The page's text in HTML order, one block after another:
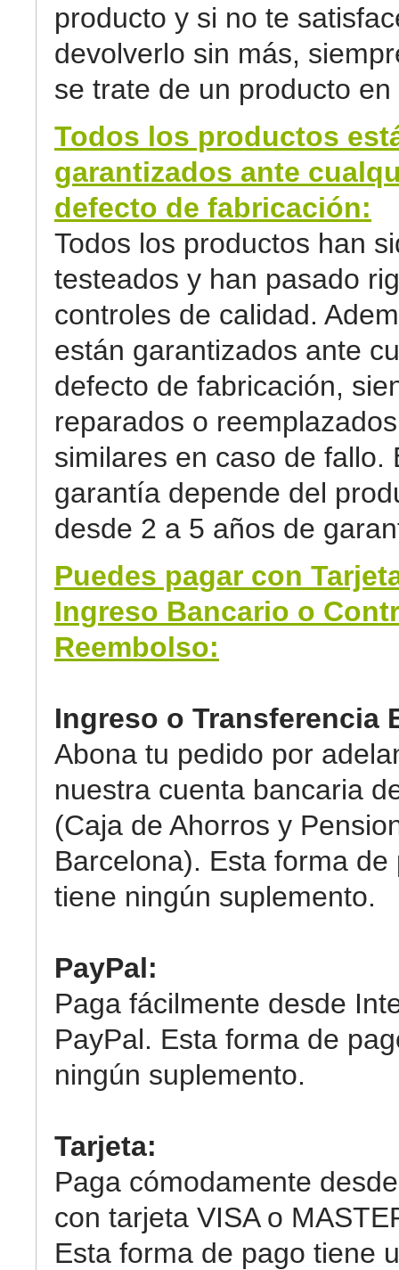
producto y si no te
devolverlo sin más,
se trate de un producto en
Todos los productos
garantizados ante
defecto de fabricación:
Todos los productos han
testeados y han pasado
controles de calidad.
están garantizados ante
defecto de fabricación,
reparados o
similares en caso de fallo.
garantía depende del
desde 2 a 5 años de
Puedes pagar con
Ingreso Bancario o
Reembolso:
Ingreso o Transferencia
Abona tu pedido por
nuestra cuenta bancaria
(Caja de Ahorros y
Barcelona). Esta forma de
tiene ningún suplemento.
PayPal:
Paga fácilmente desde
PayPal. Esta forma de
ningún suplemento.
Tarjeta:
Paga cómodamente
con tarjeta VISA o
Esta forma de pago tiene